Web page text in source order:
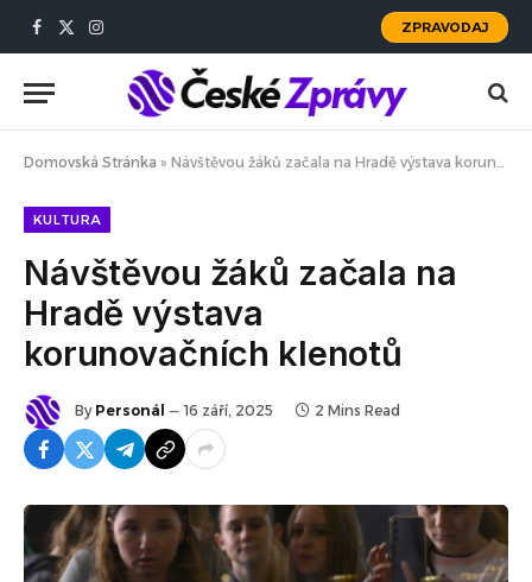
Facebook
X
Instagram
ZPRAVODAJ
Domovská Stránka » Návštěvou žáků začala na Hradě výstava korunovačních klenotů
KULTURA
Návštěvou žáků začala na
Hradě výstava
korunovačních klenotů
By Personál 16 září, 2025 2 Mins Read